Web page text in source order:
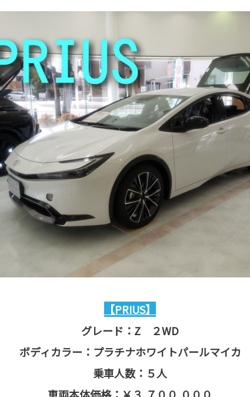
【PRIUS】
グレード：Z ２WD
ボディカラー：プラチナホワイトパールマイカ
乗車人数：５人
車両本体価格：￥３,７００,０００